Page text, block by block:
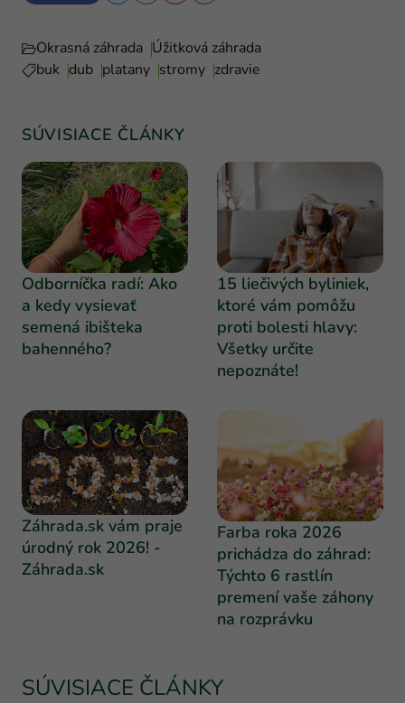
Okrasná záhrada Úžitková záhrada
buk dub platany stromy zdravie
SÚVISIACE ČLÁNKY
Odborníčka radí: Ako
a kedy vysievať
semená ibišteka
bahenného?
15 liečivých byliniek,
ktoré vám pomôžu
proti bolesti hlavy:
Všetky určite
nepoznáte!
Záhrada.sk vám praje
úrodný rok 2026! -
Záhrada.sk
Farba roka 2026
prichádza do záhrad:
Týchto 6 rastlín
premení vaše záhony
na rozprávku
SÚVISIACE ČLÁNKY